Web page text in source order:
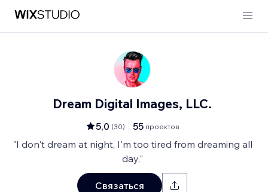
Dream Digital Images, LLC.
5,0 (30) 55 проектов
"I don't dream at night, I'm too tired from dreaming all
day."
Связаться